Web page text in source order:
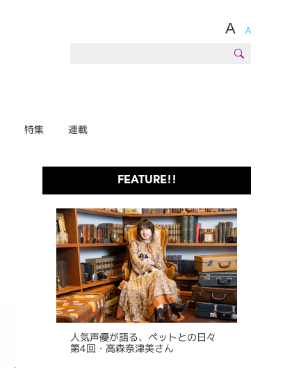
A A
特集 連載
FEATURE!!
人気声優が語る、ペットとの日々
第4回・高森奈津美さん